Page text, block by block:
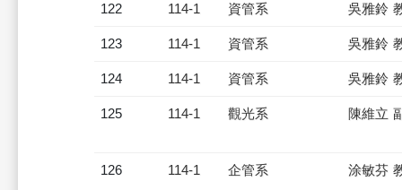
122 114-1 資管系 吳雅鈴
123 114-1 資管系 吳雅鈴
124 114-1 資管系 吳雅鈴
125 114-1 觀光系 陳維立
126 114-1 企管系 涂敏芬